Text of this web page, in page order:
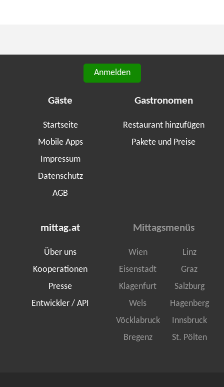
Anmelden
Gäste
Startseite
Mobile Apps
Impressum
Datenschutz
AGB
Gastronomen
Restaurant hinzufügen
Pakete und Preise
mittag.at
Über uns
Kooperationen
Presse
Entwickler / API
Mittagsmenüs
Wien
Linz
Eisenstadt
Graz
Klagenfurt
Salzburg
Wels
Hagenberg
Vöcklabruck
Innsbruck
Bregenz
St. Pölten